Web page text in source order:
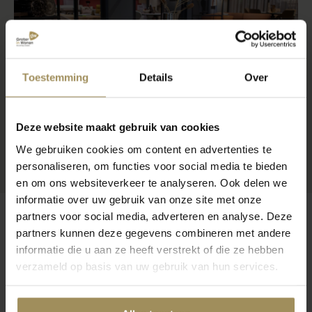
Toestemming Details Over
Deze website maakt gebruik van cookies
We gebruiken cookies om content en advertenties te
personaliseren, om functies voor social media te bieden
en om ons websiteverkeer te analyseren. Ook delen we
informatie over uw gebruik van onze site met onze
partners voor social media, adverteren en analyse. Deze
partners kunnen deze gegevens combineren met andere
informatie die u aan ze heeft verstrekt of die ze hebben
verzameld op basis van uw gebruik van hun services.
Op zoek naar meer inspiratie?